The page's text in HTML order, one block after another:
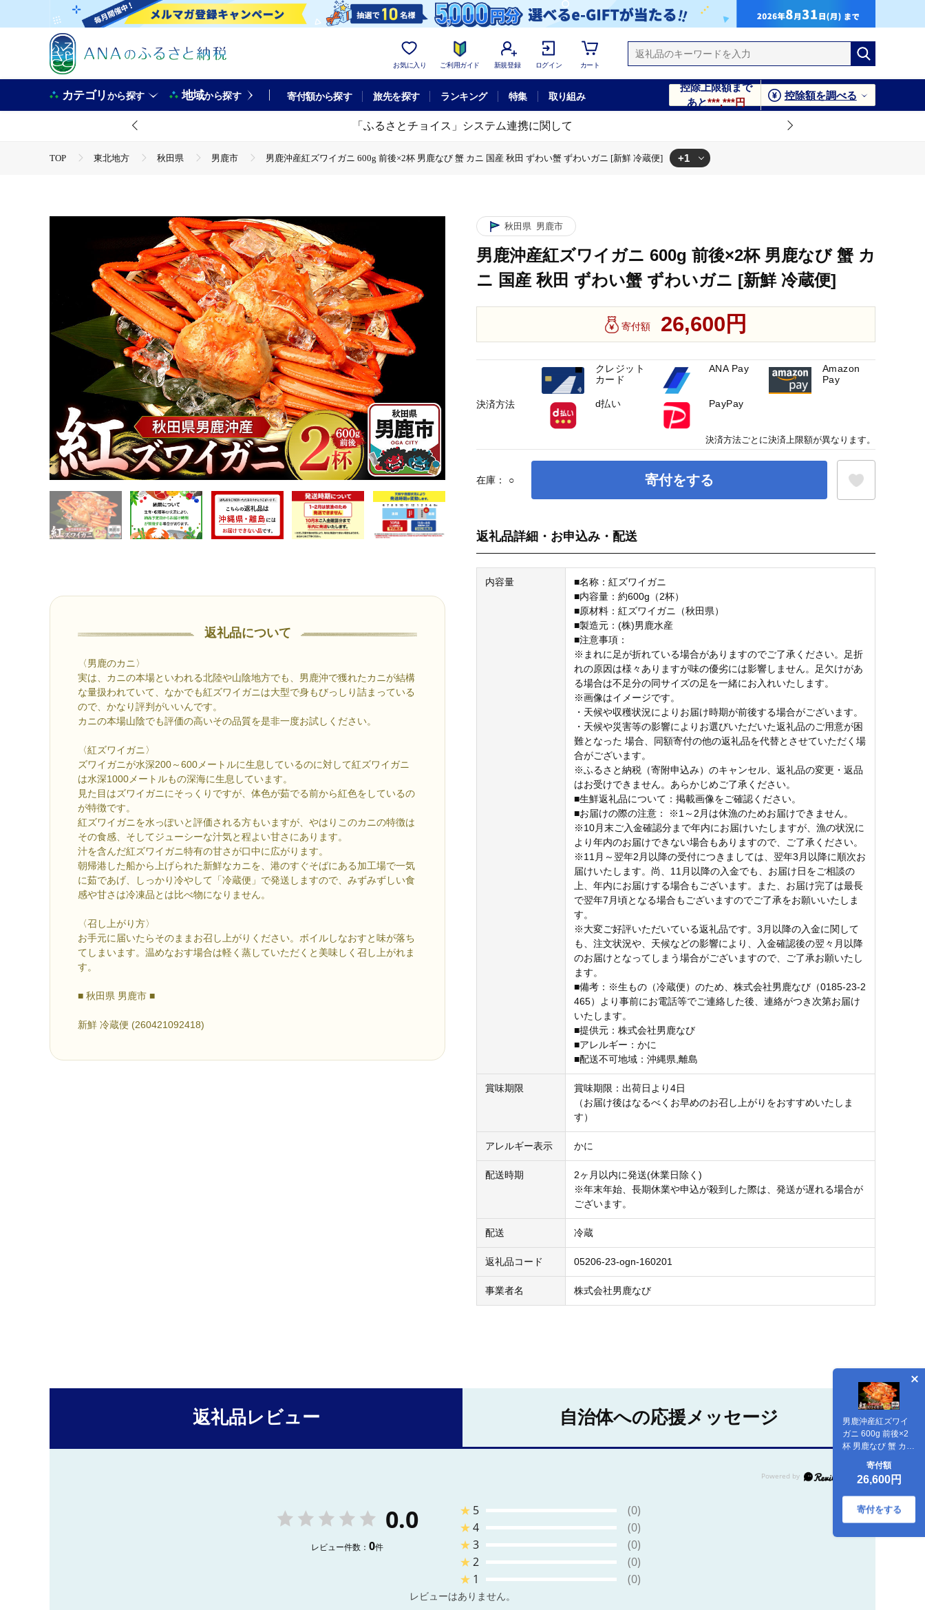
お気に入り ご利用ガイド 新規登録 ログイン カート
カテゴリから探す 地域から探す 寄付額から探す 旅先を探す ランキング 特集 取り組み
控除上限額まで
あと***,***円
控除額を調べる
「ふるさとチョイス」システム連携に関して
TOP 東北地方 秋田県 男鹿市 男鹿沖産紅ズワイガニ 600g 前後×2杯 男鹿なび 蟹 カニ 国産 秋田 ずわい蟹 ずわいガニ [新鮮 冷蔵便] +1
返礼品について
〈男鹿のカニ〉
実は、カニの本場といわれる北陸や山陰地方でも、男鹿沖で獲れたカニが結構
な量扱われていて、なかでも紅ズワイガニは大型で身もびっしり詰まっている
ので、かなり評判がいいんです。
カニの本場山陰でも評価の高いその品質を是非一度お試しください。
〈紅ズワイガニ〉
ズワイガニが水深200～600メートルに生息しているのに対して紅ズワイガニ
は水深1000メートルもの深海に生息しています。
見た目はズワイガニにそっくりですが、体色が茹でる前から紅色をしているの
が特徴です。
紅ズワイガニを水っぽいと評価される方もいますが、やはりこのカニの特徴は
その食感、そしてジューシーな汁気と程よい甘さにあります。
汁を含んだ紅ズワイガニ特有の甘さが口中に広がります。
朝帰港した船から上げられた新鮮なカニを、港のすぐそばにある加工場で一気
に茹であげ、しっかり冷やして「冷蔵便」で発送しますので、みずみずしい食
感や甘さは冷凍品とは比べ物になりません。
〈召し上がり方〉
お手元に届いたらそのままお召し上がりください。ボイルしなおすと味が落ち
てしまいます。温めなおす場合は軽く蒸していただくと美味しく召し上がれま
す。
■ 秋田県 男鹿市 ■
新鮮 冷蔵便 (260421092418)
秋田県 男鹿市
男鹿沖産紅ズワイガニ 600g 前後×2杯 男鹿なび 蟹 カ
ニ 国産 秋田 ずわい蟹 ずわいガニ [新鮮 冷蔵便]
寄付額 26,600円
在庫： ○ 寄付をする
男鹿沖産紅ズワイ
ガニ 600g 前後×2
杯 男鹿なび 蟹 カニ
ずわいガニ [新鮮 冷
蔵便]
寄付額
26,600円
寄付をする
返礼品詳細・お申込み・配送
内容量
■名称：紅ズワイガニ
■内容量：約600g（2杯）
■原材料：紅ズワイガニ（秋田県）
■製造元：(株)男鹿水産
■注意事項：
※まれに足が折れている場合がありますのでご了承ください。足折
れの原因は様々ありますが味の優劣には影響しません。足欠けがあ
る場合は不足分の同サイズの足を一緒にお入れいたします。
※画像はイメージです。
・天候や収穫状況によりお届け時期が前後する場合がございます。
・天候や災害等の影響によりお選びいただいた返礼品のご用意が困
難となった 場合、同額寄付の他の返礼品を代替とさせていただく場
合がございます。
※ふるさと納税（寄附申込み）のキャンセル、返礼品の変更・返品
はお受けできません。あらかじめご了承ください。
■生鮮返礼品について：掲載画像をご確認ください。
■お届けの際の注意： ※1～2月は休漁のためお届けできません。
※10月末ご入金確認分まで年内にお届けいたしますが、漁の状況に
より年内のお届けできない場合もありますので、ご了承ください。
※11月～翌年2月以降の受付につきましては、翌年3月以降に順次お
届けいたします。尚、11月以降の入金でも、お届け日をご相談の
上、年内にお届けする場合もございます。また、お届け完了は最長
で翌年7月頃となる場合もございますのでご了承をお願いいたしま
す。
※大変ご好評いただいている返礼品です。3月以降の入金に関して
も、注文状況や、天候などの影響により、入金確認後の翌々月以降
のお届けとなってしまう場合がございますので、ご了承お願いたし
ます。
■備考：※生もの（冷蔵便）のため、株式会社男鹿なび（0185-23-2
465）より事前にお電話等でご連絡した後、連絡がつき次第お届け
いたします。
■提供元：株式会社男鹿なび
■アレルギー：かに
■配送不可地域：沖縄県,離島
賞味期限
賞味期限：出荷日より4日
（お届け後はなるべくお早めのお召し上がりをおすすめいたしま
す）
アレルギー表示 かに
配送時期
2ヶ月以内に発送(休業日除く)
※年末年始、長期休業や申込が殺到した際は、発送が遅れる場合が
ございます。
配送 冷蔵
返礼品コード 05206-23-ogn-160201
事業者名 株式会社男鹿なび
決済方法
クレジット
カード
ANA Pay
Amazon
Pay
d払い PayPay
決済方法ごとに決済上限額が異なります。
返礼品レビュー 自治体への応援メッセージ
0.0
レビュー件数： 0件
★ 5
(0)
★4
(0)
★3
(0)
★2
(0)
★ 1 (0)
レビューはありません。